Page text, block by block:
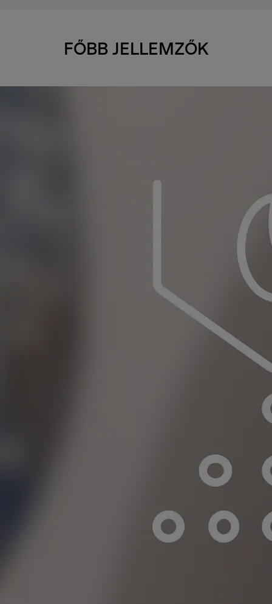
FŐBB JELLEMZŐK